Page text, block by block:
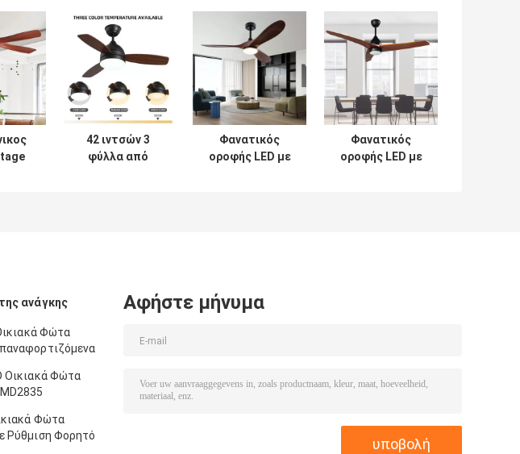
42 ιντσών 3
φύλλα από
υποστηρίζει
προσαρμοσμένο
οροφής με φώτα
Φανατικός
οροφής LED με
Φανατικός
οροφής LED με
ανάγκης
Φώτα
Οικιακά Φώτα
Φώτα
Ρύθμιση Φορητό
Αφήστε μήνυμα